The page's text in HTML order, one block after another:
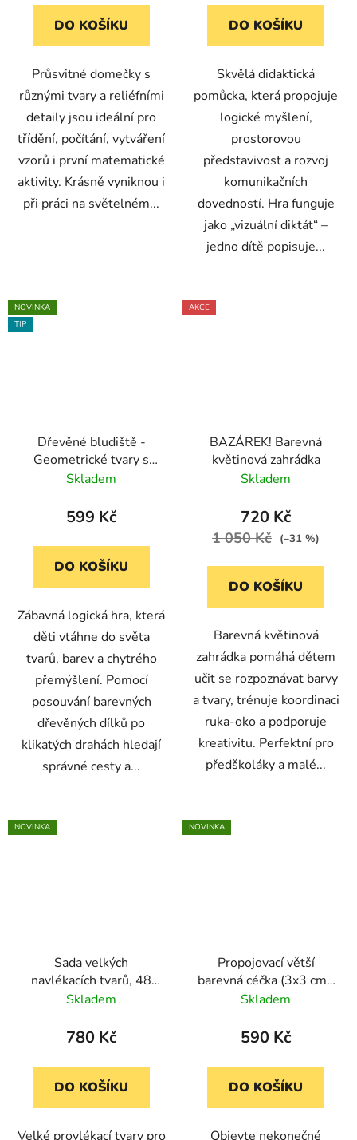
DO KOŠÍKU
Průsvitné domečky s
různými tvary a reliéfními
detaily jsou ideální pro
třídění, počítání, vytváření
vzorů i první matematické
aktivity. Krásně vyniknou i
při práci na světelném...
DO KOŠÍKU
Skvělá didaktická
pomůcka, která propojuje
logické myšlení,
prostorovou
představivost a rozvoj
komunikačních
dovedností. Hra funguje
jako „vizuální diktát“ –
jedno dítě popisuje...
NOVINKA
TIP
Dřevěné bludiště -
Geometrické tvary s
předlohami Lucy & Leo
Skladem
599 Kč
DO KOŠÍKU
Zábavná logická hra, která
děti vtáhne do světa
tvarů, barev a chytrého
přemýšlení. Pomocí
posouvání barevných
dřevěných dílků po
klikatých drahách hledají
správné cesty a...
AKCE
BAZÁREK! Barevná
květinová zahrádka
Skladem
720 Kč
1 050 Kč (–31 %)
DO KOŠÍKU
Barevná květinová
zahrádka pomáhá dětem
učit se rozpoznávat barvy
a tvary, trénuje koordinaci
ruka-oko a podporuje
kreativitu. Perfektní pro
předškoláky a malé...
NOVINKA
Sada velkých
navlékacích tvarů, 48
kusů
Skladem
780 Kč
DO KOŠÍKU
Velké provlékací tvary pro
NOVINKA
Propojovací větší
barevná céčka (3x3 cm),
360 ks
Skladem
590 Kč
DO KOŠÍKU
Objevte nekonečné